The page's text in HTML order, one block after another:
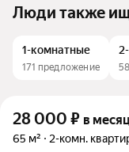
Люди также
1-комнатные
171 предложение
28 000 ₽ в
65 м² 2-комн.